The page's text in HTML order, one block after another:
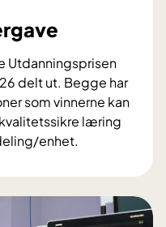
Utdanningsprisen
delt ut. Begge har
som vinnerne kan
læring
enhet.